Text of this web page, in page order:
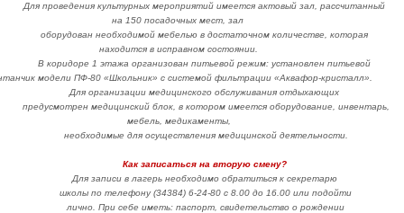
Для проведения культурных мероприятий имеется актовый зал, рассчитанный
на 150 посадочных мест, зал
оборудован необходимой мебелью в достаточном количестве, которая
находится в исправном состоянии.
В коридоре 1 этажа организован питьевой режим: установлен питьевой
модели ПФ-80 «Школьник» с системой фильтрации «Аквафор-кристалл».
Для организации медицинского обслуживания отдыхающих
предусмотрен медицинский блок, в котором имеется оборудование, инвентарь,
мебель, медикаменты,
необходимые для осуществления медицинской деятельности.
Как записаться на вторую смену?
Для записи в лагерь необходимо обратиться к секретарю
школы по телефону (34384) 6-24-80 с 8.00 до 16.00 или подойти
лично. При себе иметь: паспорт, свидетельство о рождении